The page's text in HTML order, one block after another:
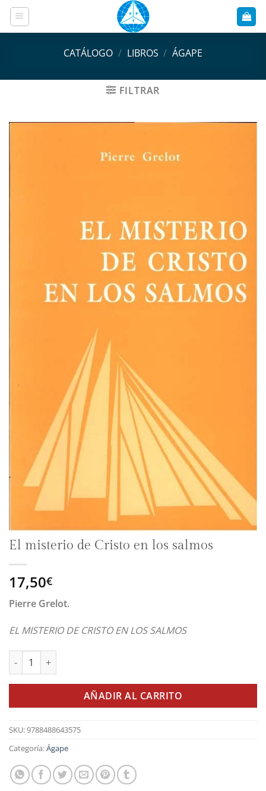
Saltar
contenido
CATÁLOGO / LIBROS / ÁGAPE
FILTRAR
El misterio de Cristo en los salmos
17,50€
Pierre Grelot.
EL MISTERIO DE CRISTO EN LOS SALMOS
El misterio de Cristo en los salmos cantidad
AÑADIR AL CARRITO
SKU:9788488643575
Categoría:Ágape